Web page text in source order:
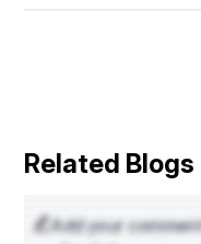
पति और बेटी तो सपनों
अचानक मेरी नज़र
"ये क्या था? कोई भूत?
नज़दीक से देखा तो पता
Related Blogs
Add your